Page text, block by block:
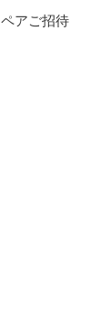
アご招待